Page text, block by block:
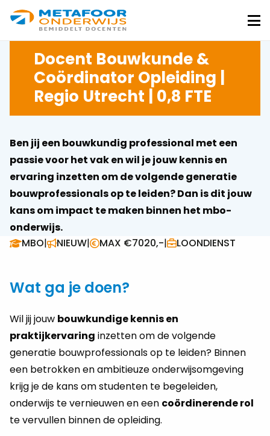
Metafoor
Onderwijs
Docent Bouwkunde &
Coördinator Opleiding |
Regio Utrecht | 0,8 FTE
Ben jij een bouwkundig professional met een
passie voor het vak en wil je jouw kennis en
ervaring inzetten om de volgende generatie
bouwprofessionals op te leiden? Dan is dit jouw
kans om impact te maken binnen het mbo-
onderwijs.
MBO| NIEUW| MAX €7020,-| LOONDIENST
Wat ga je doen?
Wil jij jouw bouwkundige kennis en
praktijkervaring inzetten om de volgende
generatie bouwprofessionals op te leiden? Binnen
een betrokken en ambitieuze onderwijsomgeving
krijg je de kans om studenten te begeleiden,
onderwijs te vernieuwen en een coördinerende rol
te vervullen binnen de opleiding.